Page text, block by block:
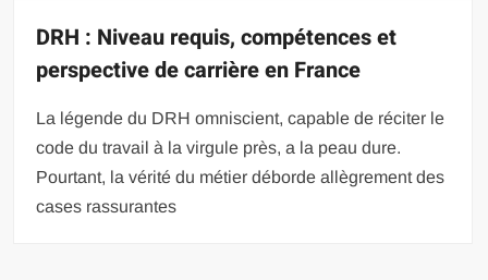
DRH : Niveau requis, compétences et
perspective de carrière en France
La légende du DRH omniscient, capable de réciter le
code du travail à la virgule près, a la peau dure.
Pourtant, la vérité du métier déborde allègrement des
cases rassurantes